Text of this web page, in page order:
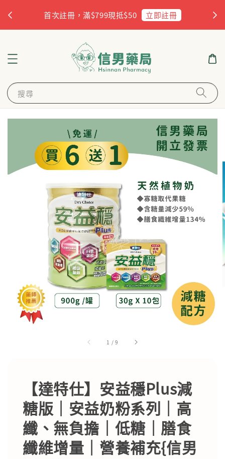
首次註冊，滿$799現抵$50 立即註冊
搜尋
1 /9
【達特仕】安益穩Plus減
糖版｜安益奶粉系列｜高
纖、無負擔｜低糖｜膳食
纖維增量｜營養補充{信男